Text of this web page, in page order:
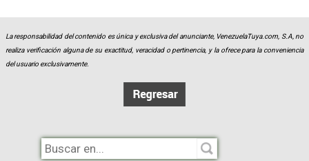
La responsabilidad del contenido es única y exclusiva del anunciante, VenezuelaTuya.com, S.A, no
realiza verificación alguna de su exactitud, veracidad o pertinencia, y la ofrece para la conveniencia
del usuario exclusivamente.